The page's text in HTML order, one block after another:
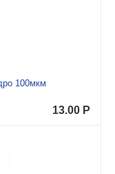
100мкм
13.00 Р